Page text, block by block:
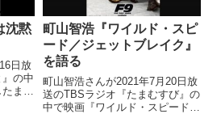
沈黙
日放
の中
まま
町山智浩『ワイルド・スピ
ード／ジェットブレイク』
を語る
町山智浩さんが2021年7月20日放
送のTBSラジオ『たまむすび』の
中で映画『ワイルド・スピード／